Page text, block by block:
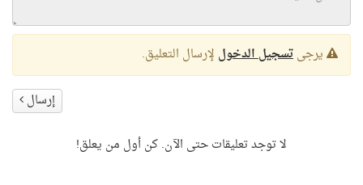
يرجىتسجيل الدخول لإرسال التعليق.
إرسال
لا توجد تعليقات حتى الآن. كن أول من يعلق!